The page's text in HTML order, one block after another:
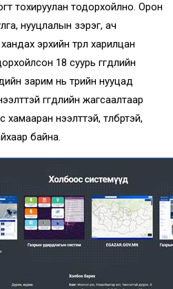
тохируулан тодорхойлно. Орон
нууцлалын зэрэг, ач
эрхийн төрөл харилцан
18 суурь өгөгдлийн
зарим нь төрийн нууцад
өгөгдлийн жагсаалтаар
нээлттэй, төлбөртэй,
байна.